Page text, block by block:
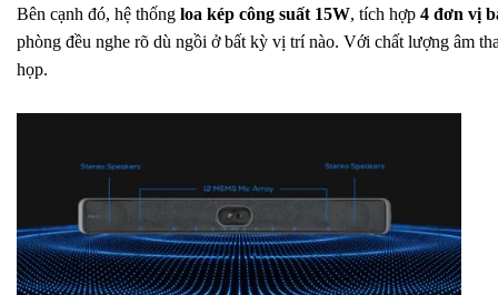
Bên cạnh đó, hệ thống loa kép công suất 15W, tích hợp 4 đơn vị
phòng đều nghe rõ dù ngồi ở bất kỳ vị trí nào. Với chất lượng âm
họp.